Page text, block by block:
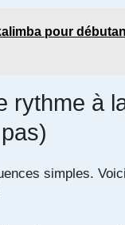
pour
rythme à
simples.